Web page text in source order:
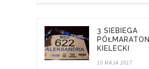
3 SIEBIEGA
PÓŁMARATON
KIELECKI
10 MAJA 2017